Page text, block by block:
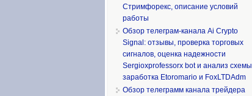
Стримфорекс, описание условий
работы
Обзор телеграм-канала Ai Crypto
Signal: отзывы, проверка торговых
сигналов, оценка надежности
Sergioxprofessorx bot и анализ схемы
заработка Etoromario и FoxLTDAdm
Обзор телеграмм канала трейдера